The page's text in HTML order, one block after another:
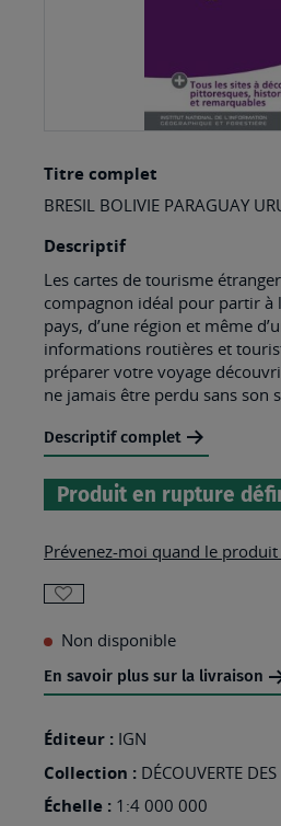
to
the
beginning
of
the
images
gallery
Titre complet
BRESIL BOLIVIE PARAGUAY
Descriptif
Les cartes de tourisme
compagnon idéal pour partir à
pays, d’une région et même
informations routières et
préparer votre voyage
ne jamais être perdu sans son
Descriptif complet
Produit en rupture
Prévenez-moi quand le
AJOUTER
À
MA
D’ENVIES
:
BRESIL
Non disponible
En savoir plus sur la livraison
Éditeur : IGN
Collection : DÉCOUVERTE
Échelle : 1:4 000 000